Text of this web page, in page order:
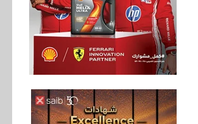
6
اخبار
تتشاركان في تطوير
أول منصة للسياحة
الصحية في مصر
والشرق الأوسط
وأفريقيا Tour4Cure